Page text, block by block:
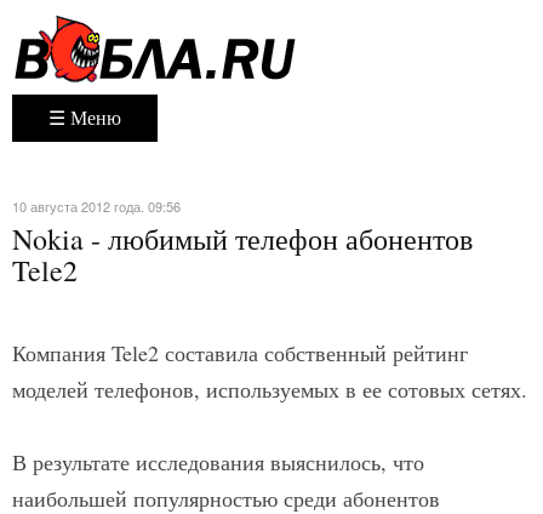
☰ Меню
10 августа 2012 года. 09:56
Nokia - любимый телефон абонентов
Tele2
Компания Tele2 составила собственный рейтинг
моделей телефонов, используемых в ее сотовых сетях.
В результате исследования выяснилось, что
наибольшей популярностью среди абонентов